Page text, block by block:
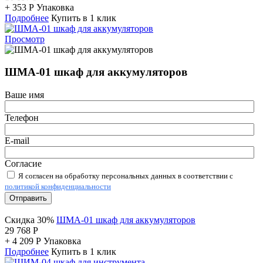
+ 353 Р Упаковка
Подробнее Купить в 1 клик
Просмотр
ШМА-01 шкаф для аккумуляторов
Ваше имя
Телефон
E-mail
Согласие
Я согласен на обработку персональных данных в соответствии с
политикой конфиденциальности
Отправить
Скидка 30% ШМА-01 шкаф для аккумуляторов
29 768 Р
+ 4 209 Р Упаковка
Подробнее Купить в 1 клик